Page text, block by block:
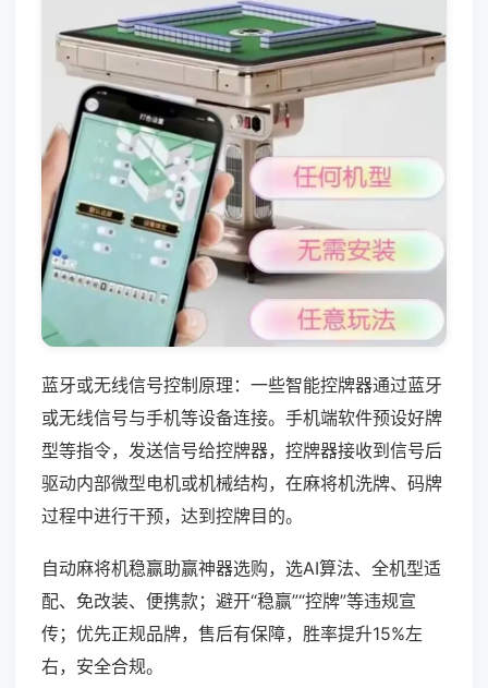
蓝牙或无线信号控制原理：一些智能控牌器通过蓝牙
或无线信号与手机等设备连接。手机端软件预设好牌
型等指令，发送信号给控牌器，控牌器接收到信号后
驱动内部微型电机或机械结构，在麻将机洗牌、码牌
过程中进行干预，达到控牌目的。
自动麻将机稳赢助赢神器选购，选AI算法、全机型适
配、免改装、便携款；避开“稳赢”“控牌”等违规宣
传；优先正规品牌，售后有保障，胜率提升15%左
右，安全合规。